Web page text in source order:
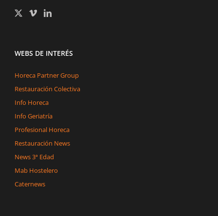
WEBS DE INTERÉS
Horeca Partner Group
Restauración Colectiva
Info Horeca
Info Geriatría
Profesional Horeca
Restauración News
News 3ª Edad
Mab Hostelero
Caternews